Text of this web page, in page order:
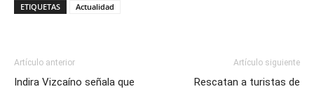
ETIQUETAS Actualidad
Artículo anterior
Indira Vizcaíno señala que
Artículo siguiente
Rescatan a turistas de